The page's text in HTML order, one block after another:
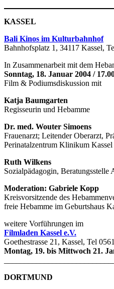
KASSEL
Bali Kinos im Kulturbahnhof
Bahnhofsplatz 1, 34117 Kassel,
In Zusammenarbeit mit dem
Sonntag, 18. Januar 2004 /
Film & Podiumsdiskussion mit
Katja Baumgarten
Regisseurin und Hebamme
Dr. med. Wouter Simoens
Frauenarzt; Leitender Oberarzt,
Perinatalzentrum Klinikum Kassel
Ruth Wilkens
Sozialpädagogin, Beratungsstelle
Moderation: Gabriele Kopp
Kreisvorsitzende des
freie Hebamme im Geburtshaus
weitere Vorführungen im
Filmladen Kassel e.V.
Goethestrasse 21, Kassel, Tel
Montag, 19. bis Mittwoch 21.
DORTMUND